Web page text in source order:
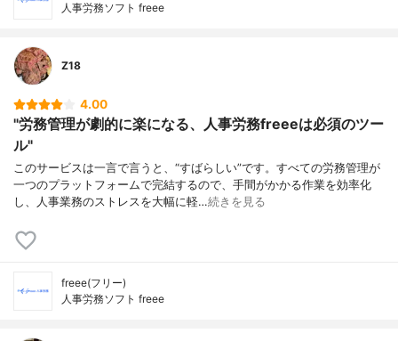
人事労務ソフト freee
Z18
4.00
"労務管理が劇的に楽になる、人事労務freeeは必須のツー
ル"
このサービスは一言で言うと、“すばらしい”です。すべての労務管理が
一つのプラットフォームで完結するので、手間がかかる作業を効率化
し、人事業務のストレスを大幅に軽…続きを見る
freee(フリー)
人事労務ソフト freee